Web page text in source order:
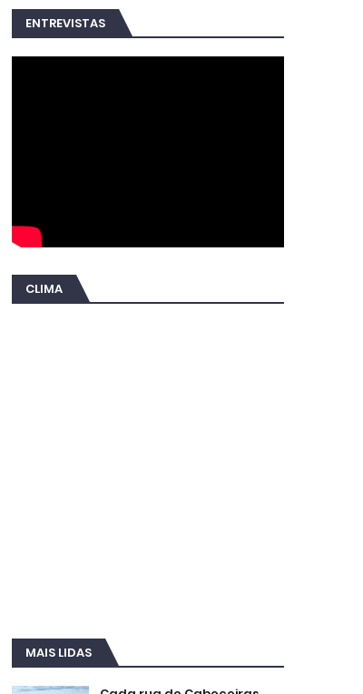
ENTREVISTAS
CLIMA
MAIS LIDAS